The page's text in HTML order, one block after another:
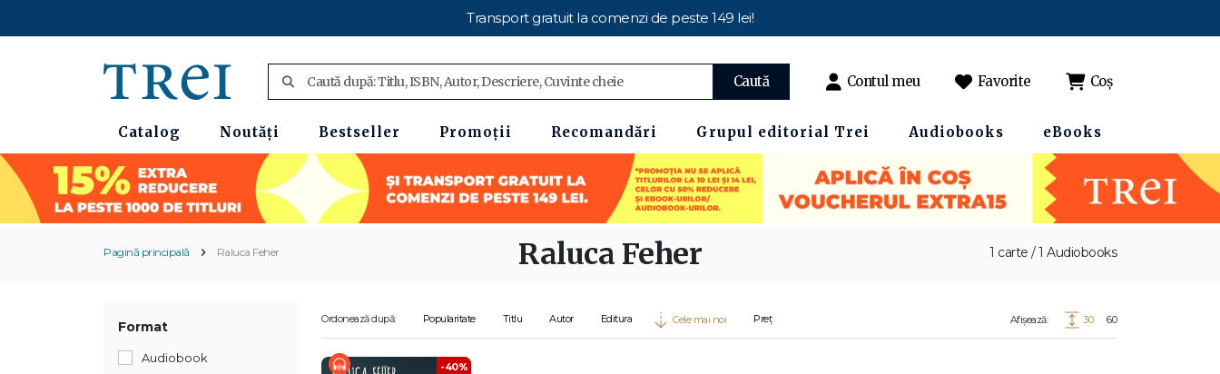
Transport gratuit la comenzi de peste 149 lei!
Caută Contul meu Favorite Coș
Catalog Noutăți Bestseller Promoții Recomandări Grupul editorial Trei Audiobooks eBooks
Pagină principală Raluca Feher 1 carte / 1 Audiobooks
Raluca Feher
Format
Audiobook
Ordonează după: Popularitate Titlu Autor Editura Cele mai noi Preț Afișează: 30 60
-40%